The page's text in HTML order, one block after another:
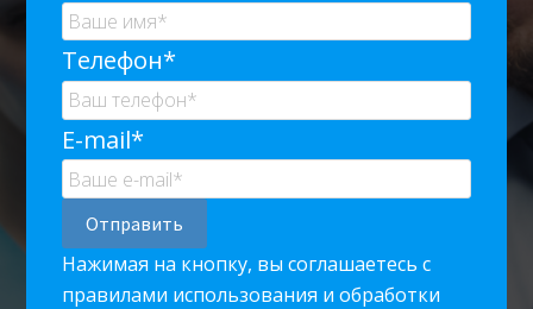
Телефон*
E-mail*
Нажимая на кнопку, вы соглашаетесь с
правилами использования и обработки